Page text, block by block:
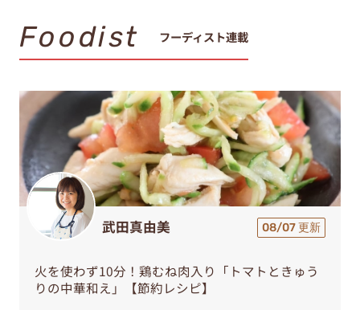
Foodist フーディスト連載
武田真由美 08/07 更新
火を使わず10分！鶏むね肉入り「トマトときゅう
りの中華和え」【節約レシピ】